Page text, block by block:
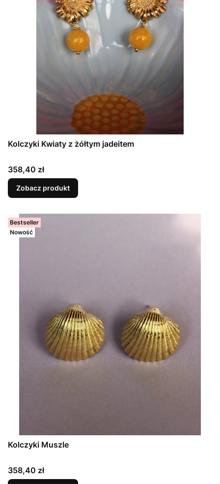
Kolczyki Kwiaty z żółtym jadeitem
Cena
358,40 zł
Zobacz produkt
Bestseller
Nowość
Kolczyki Muszle
Cena
358,40 zł